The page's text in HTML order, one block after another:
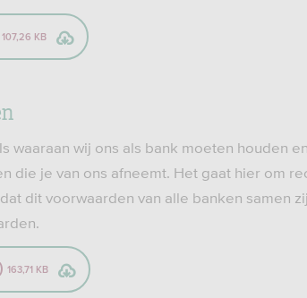
107,26 KB
waaraan wij ons als bank moeten houden
die je van ons afneemt. Het gaat hier om
dit voorwaarden van alle banken samen
163,71 KB